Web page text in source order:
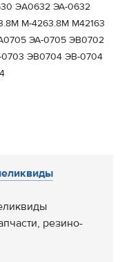
ЭA0632 ЭА-0632
М-4263.8М М42163
ЭА-0705 ЭB0702
ЭB0704 ЭВ-0704
резино-